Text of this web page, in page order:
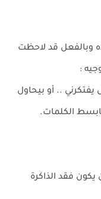
وبالفعل قد لاحظت
:
.. أو بيحاول
الكلمات.
فقد الذاكرة